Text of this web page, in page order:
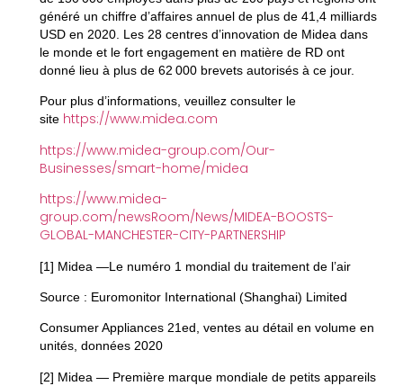
généré un chiffre d’affaires annuel de plus de 41,4 milliards
USD en 2020. Les 28 centres d’innovation de Midea dans
le monde et le fort engagement en matière de RD ont
donné lieu à plus de 62 000 brevets autorisés à ce jour.
Pour plus d’informations, veuillez consulter le
site https://www.midea.com
https://www.midea-group.com/Our-
Businesses/smart-home/midea
https://www.midea-
group.com/newsRoom/News/MIDEA-BOOSTS-
GLOBAL-MANCHESTER-CITY-PARTNERSHIP
[1] Midea —Le numéro 1 mondial du traitement de l’air
Source : Euromonitor International (Shanghai) Limited
Consumer Appliances 21ed, ventes au détail en volume en
unités, données 2020
[2] Midea — Première marque mondiale de petits appareils